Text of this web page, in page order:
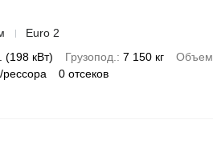
Euro 2
(198 кВт) Грузопод. 7 150 кг Объем
рессора 0 отсеков